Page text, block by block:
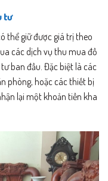
tư
thể giữ được giá trị theo
các dịch vụ thu mua đồ
ban đầu. Đặc biệt là các
phòng, hoặc các thiết bị
lại một khoản tiền kha